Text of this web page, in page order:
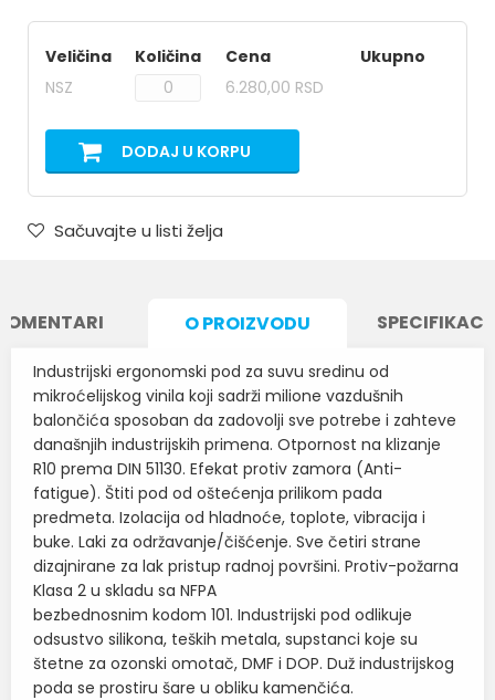
Veličina Količina Cena
Ukupno
NSZ
6.280,00 RSD
DODAJ U KORPU
Sačuvajte u listi želja
O PROIZVODU
Industrijski ergonomski pod za suvu sredinu od
mikroćelijskog vinila koji sadrži milione vazdušnih
balončića sposoban da zadovolji sve potrebe i zahteve
današnjih industrijskih primena. Otpornost na klizanje
R10 prema DIN 51130. Efekat protiv zamora (Anti-
fatigue). Štiti pod od oštećenja prilikom pada
predmeta. Izolacija od hladnoće, toplote, vibracija i
buke. Laki za održavanje/čišćenje. Sve četiri strane
dizajnirane za lak pristup radnoj površini. Protiv-požarna
Klasa 2 u skladu sa NFPA
bezbednosnim kodom 101. Industrijski pod odlikuje
odsustvo silikona, teških metala, supstanci koje su
štetne za ozonski omotač, DMF i DOP. Duž industrijskog
poda se prostiru šare u obliku kamenčića.